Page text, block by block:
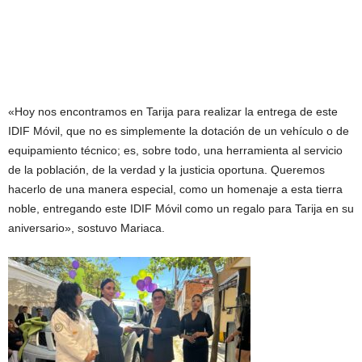
«Hoy nos encontramos en Tarija para realizar la entrega de este
IDIF Móvil, que no es simplemente la dotación de un vehículo o de
equipamiento técnico; es, sobre todo, una herramienta al servicio
de la población, de la verdad y la justicia oportuna. Queremos
hacerlo de una manera especial, como un homenaje a esta tierra
noble, entregando este IDIF Móvil como un regalo para Tarija en su
aniversario», sostuvo Mariaca.